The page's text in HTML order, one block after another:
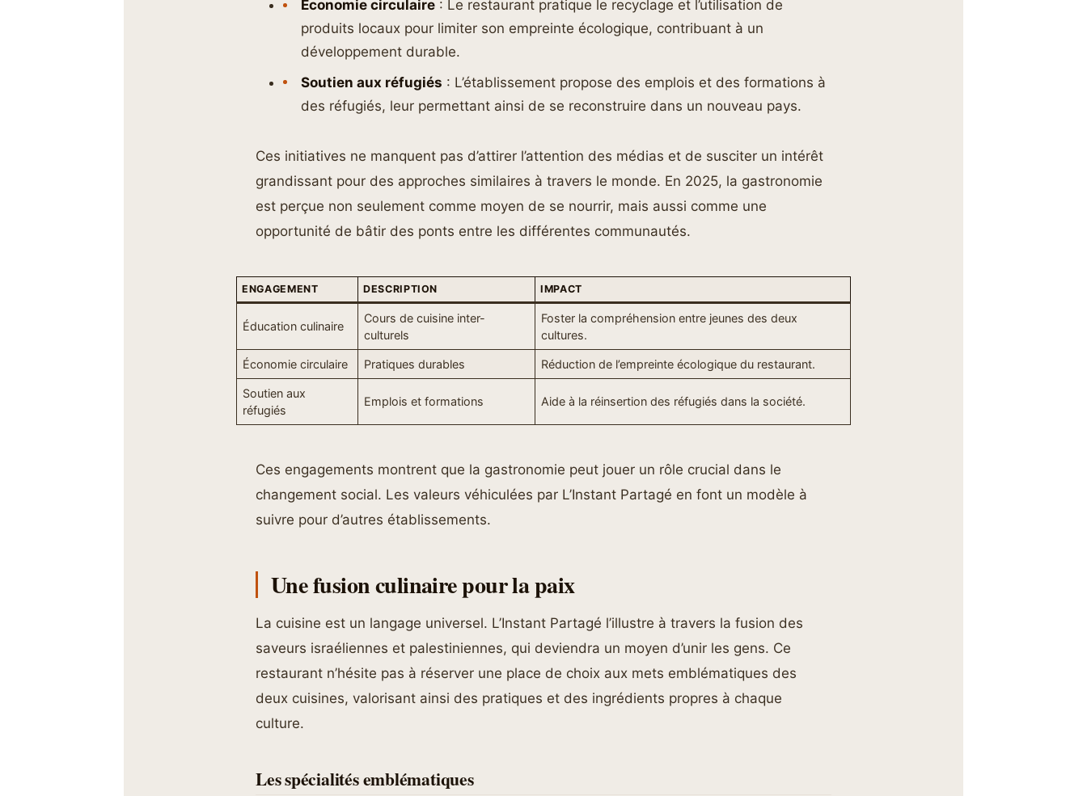
Économie circulaire : Le restaurant pratique le recyclage et l’utilisation de
produits locaux pour limiter son empreinte écologique, contribuant à un
développement durable.
Soutien aux réfugiés : L’établissement propose des emplois et des formations à
des réfugiés, leur permettant ainsi de se reconstruire dans un nouveau pays.
Ces initiatives ne manquent pas d’attirer l’attention des médias et de susciter un intérêt
grandissant pour des approches similaires à travers le monde. En 2025, la gastronomie
est perçue non seulement comme moyen de se nourrir, mais aussi comme une
opportunité de bâtir des ponts entre les différentes communautés.
ENGAGEMENT DESCRIPTION IMPACT
Éducation culinaire
Cours de cuisine inter-
culturels
Foster la compréhension entre jeunes des deux
cultures.
Économie circulaire Pratiques durables Réduction de l’empreinte écologique du restaurant.
Soutien aux
réfugiés
Emplois et formations Aide à la réinsertion des réfugiés dans la société.
Ces engagements montrent que la gastronomie peut jouer un rôle crucial dans le
changement social. Les valeurs véhiculées par L’Instant Partagé en font un modèle à
suivre pour d’autres établissements.
Une fusion culinaire pour la paix
La cuisine est un langage universel. L’Instant Partagé l’illustre à travers la fusion des
saveurs israéliennes et palestiniennes, qui deviendra un moyen d’unir les gens. Ce
restaurant n’hésite pas à réserver une place de choix aux mets emblématiques des
deux cuisines, valorisant ainsi des pratiques et des ingrédients propres à chaque
culture.
Les spécialités emblématiques